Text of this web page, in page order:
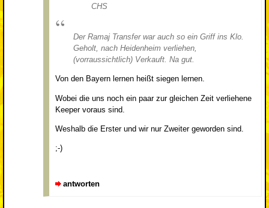
CHS
Der Ramaj Transfer war auch so ein Griff ins Klo.
Geholt, nach Heidenheim verliehen,
(vorraussichtlich) Verkauft. Na gut.
Von den Bayern lernen heißt siegen lernen.
Wobei die uns noch ein paar zur gleichen Zeit verliehene
Keeper voraus sind.
Weshalb die Erster und wir nur Zweiter geworden sind.
;-)
antworten